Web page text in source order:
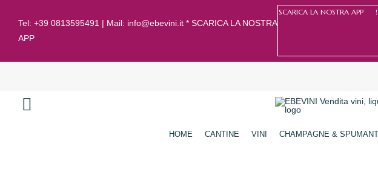
Tel: +39 0813595491 | Mail: info@ebevini.it * SCARICA LA NOSTRA
APP
SCARICA LA NOSTRA
HOME CANTINE VINI CHAMPAGNE & SPUMANTI